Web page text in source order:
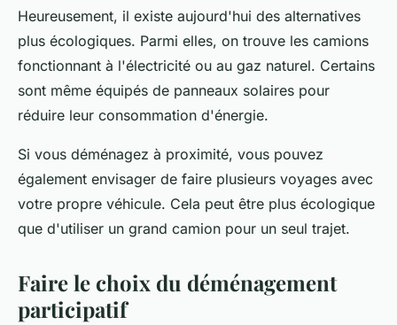
Heureusement, il existe aujourd'hui des alternatives
plus écologiques. Parmi elles, on trouve les camions
fonctionnant à l'électricité ou au gaz naturel. Certains
sont même équipés de panneaux solaires pour
réduire leur consommation d'énergie.
Si vous déménagez à proximité, vous pouvez
également envisager de faire plusieurs voyages avec
votre propre véhicule. Cela peut être plus écologique
que d'utiliser un grand camion pour un seul trajet.
Faire le choix du déménagement
participatif